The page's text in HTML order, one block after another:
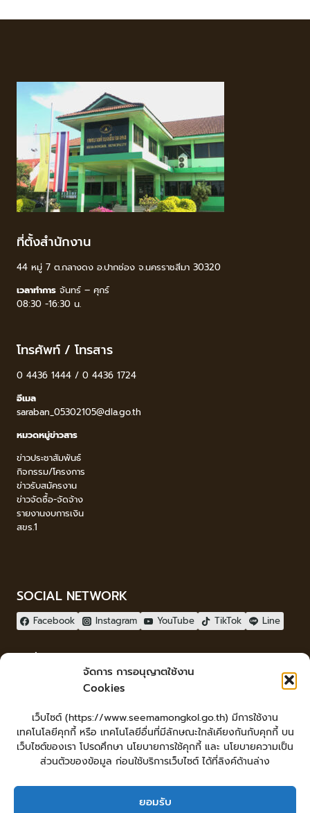
จัดการ การอนุญาตใช้งาน
Cookies
เว็บไซต์ (https://www.seemamongkol.go.th) มีการใช้งาน
เทคโนโลยีคุกกี้ หรือ เทคโนโลยีอื่นที่มีลักษณะใกล้เคียงกันกับคุกกี้ บน
เว็บไซต์ของเรา โปรดศึกษา นโยบายการใช้คุกกี้ และ นโยบายความเป็น
ส่วนตัวของข้อมูล ก่อนใช้บริการเว็บไซต์ ได้ที่ลิงค์ด้านล่าง
ยอมรับ
ที่ตั้งสำนักงาน
44 หมู่ 7 ต.กลางดง อ.ปากช่อง จ.นครราชสีมา 30320
เวลาทำการ จันทร์ – ศุกร์
08:30 -16:30 น.
โทรศัพท์ / โทรสาร
0 4436 1444 / 0 4436 1724
อีเมล
saraban_05302105@dla.go.th
หมวดหมู่ข่าวสาร
ข่าวประชาสัมพันธ์
กิจกรรม/โครงการ
ข่าวรับสมัครงาน
ข่าวจัดซื้อ-จัดจ้าง
รายงานงบการเงิน
สขร.1
SOCIAL NETWORK
Facebook Instagram YouTube TikTok Line
18
LopburiWebdesign.com
Login
เข้าสู่ระบบ